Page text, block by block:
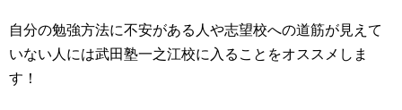
自分の勉強方法に不安がある人や志望校への道筋が見えて
いない人には武田塾一之江校に入ることをオススメしま
す！